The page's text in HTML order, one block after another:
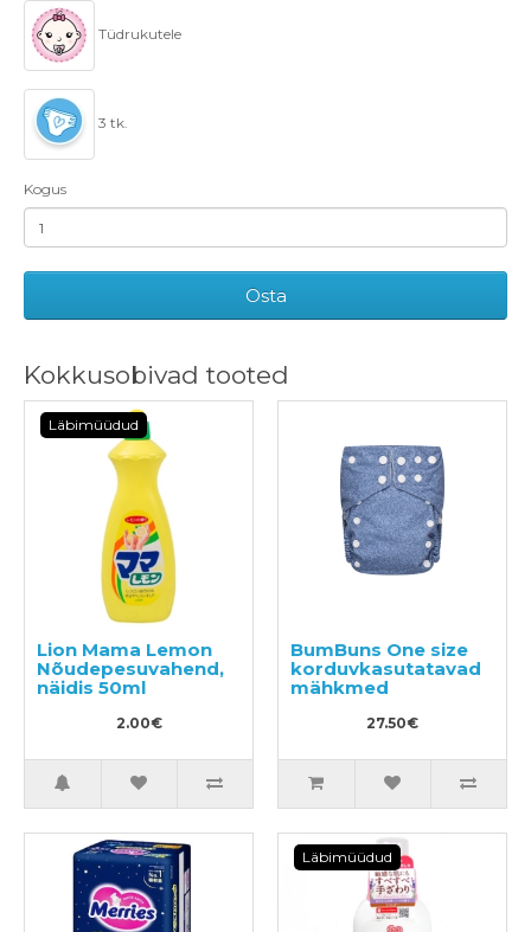
Tüdrukutele
3 tk.
Kogus
Osta
Kokkusobivad tooted
Läbimüüdud
Lion Mama Lemon
Nõudepesuvahend,
näidis 50ml
2.00€
BumBuns One size
korduvkasutatavad
mähkmed
27.50€
Läbimüüdud